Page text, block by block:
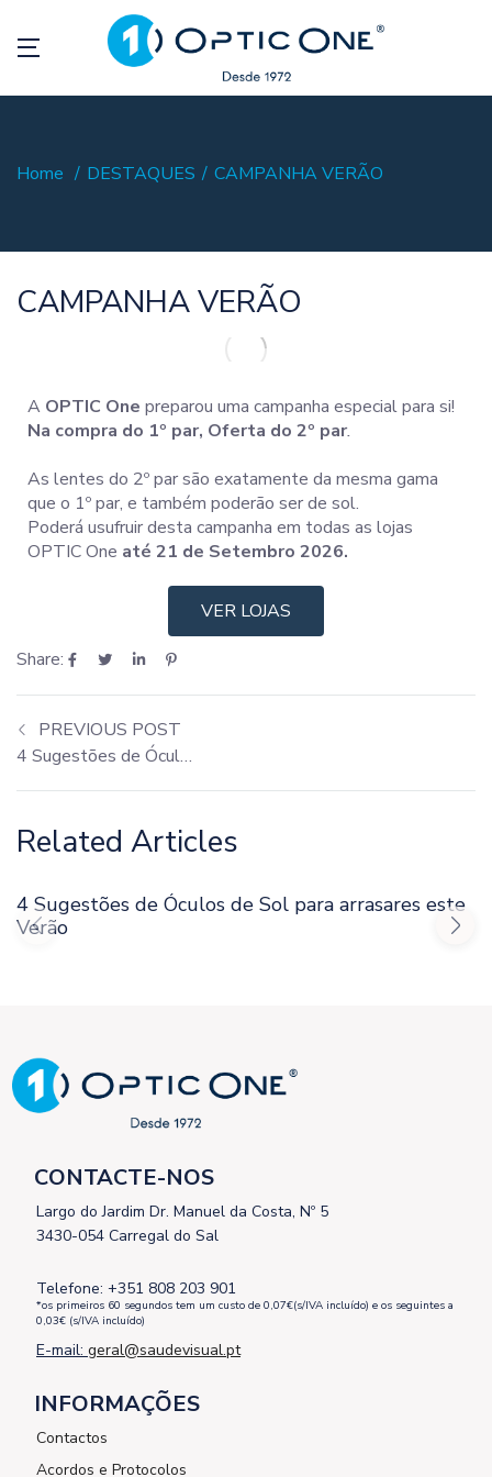
Home DESTAQUES CAMPANHA VERÃO
CAMPANHA VERÃO
A OPTIC One preparou uma campanha especial para si!
Na compra do 1º par, Oferta do 2º par.
As lentes do 2º par são exatamente da mesma gama
que o 1º par, e também poderão ser de sol.
Poderá usufruir desta campanha em todas as lojas
OPTIC One até 21 de Setembro 2026.
VER LOJAS
Share:
PREVIOUS POST
4 Sugestões de Óculos de Sol para arrasares este Verão
Related Articles
4 Sugestões de Óculos de Sol para arrasares este
Verão
CONTACTE-NOS
Largo do Jardim Dr. Manuel da Costa, Nº 5
3430-054 Carregal do Sal
Telefone: +351 808 203 901
*os primeiros 60 segundos tem um custo de 0,07€(s/IVA incluído) e os seguintes a
0,03€ (s/IVA incluído)
E-mail: geral@saudevisual.pt
INFORMAÇÕES
Contactos
Acordos e Protocolos